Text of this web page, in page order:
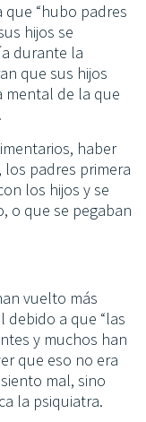
que “hubo padres
hijos se
durante la
que sus hijos
de la que
haber
los padres primera
los hijos y se
o que se pegaban
vuelto más
debido a que “las
y muchos han
que eso no era
mal, sino
la psiquiatra.